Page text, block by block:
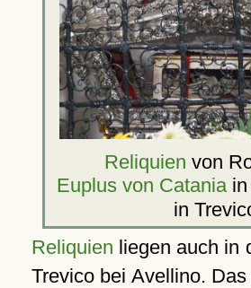
Reliquien von
Euplus von Cataniain
in
Reliquien liegen auch in
Trevico bei Avellino.